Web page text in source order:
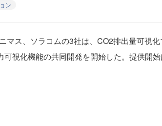
ン
マス、ソラコムの3社は、CO2排出量可視
可視化機能の共同開発を開始した。提供開